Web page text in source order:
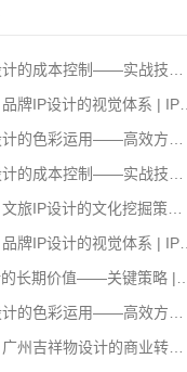
控制——实战技巧 | IP设计公司-佐案设计
设计的视觉体系 | IP设计公司-佐案设计
运用——高效方案 | IP设计公司-佐案设计
控制——实战技巧 | IP设计公司-佐案设计
计的文化挖掘策略 | IP设计公司-佐案设计
设计的视觉体系 | IP设计公司-佐案设计
价值——关键策略 | IP设计公司-佐案设计
运用——高效方案 | IP设计公司-佐案设计
物设计的商业转化 | IP设计公司-佐案设计